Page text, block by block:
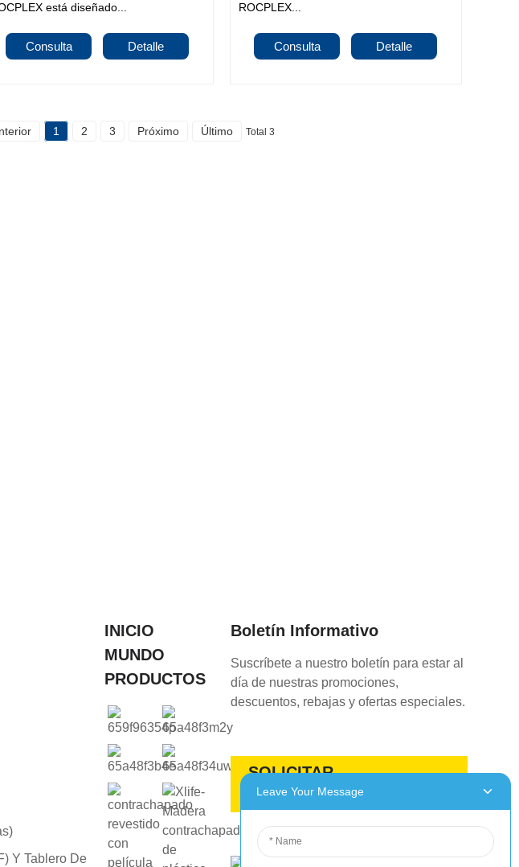
está diseñado...
Consulta Detalle
ROCPLEX...
Consulta Detalle
1 2 3 Próximo Último Total 3
Y Tablero De
INICIO
MUNDO
PRODUCTOS
Boletín Informativo
Suscríbete a nuestro boletín para estar al
día de nuestras promociones,
descuentos, rebajas y ofertas especiales.
SOLICITAR
PRESUPUESTO
Leave Your Message